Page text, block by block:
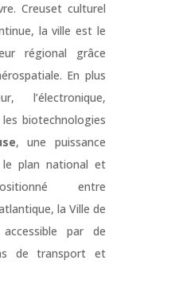
Creuset culturel
la ville est le
régional grâce
En plus
l’électronique,
biotechnologies
, une puissance
le plan national et
entre
la Ville de
par de
de transport et